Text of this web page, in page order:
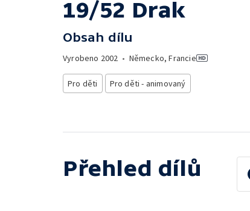
19/52 Drak
Obsah dílu
Vyrobeno 2002 • Německo, Francie
Pro děti Pro děti - animovaný
Přehled dílů